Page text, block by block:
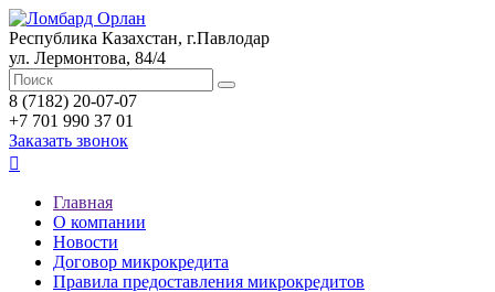
Республика Казахстан, г.Павлодар
ул. Лермонтова, 84/4
8 (7182) 20-07-07
+7 701 990 37 01
Заказать звонок

Главная
О компании
Новости
Договор микрокредита
Правила предоставления микрокредитов